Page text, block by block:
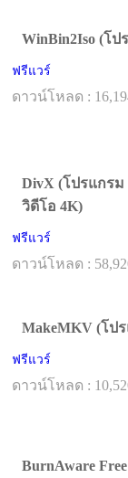
WinBin2Iso (โป
ฟรีแวร์
ดาวน์โหลด :
DivX (โปรแกร
วิดีโอ 4K)
ฟรีแวร์
ดาวน์โหลด :
MakeMKV (โป
ฟรีแวร์
ดาวน์โหลด :
BurnAware